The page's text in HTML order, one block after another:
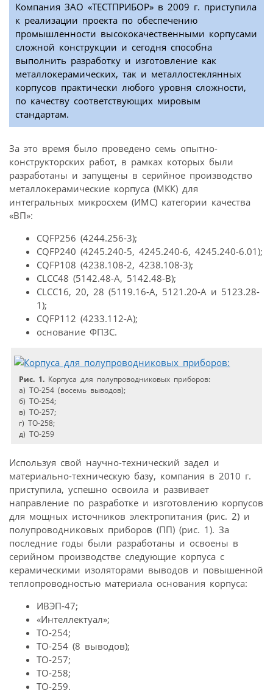
Компания ЗАО «ТЕСТПРИБОР» в 2009 г. приступила
к реализации проекта по обеспечению
промышленности высококачественными корпусами
сложной конструкции и сегодня способна
выполнить разработку и изготовление как
металлокерамических, так и металлостеклянных
корпусов практически любого уровня сложности,
по качеству соответствующих мировым
стандартам.
За это время было проведено семь опытно-
конструкторских работ, в рамках которых были
разработаны и запущены в серийное производство
металлокерамические корпуса (МКК) для
интегральных микросхем (ИМС) категории качества
«ВП»:
CQFP256 (4244.256-3);
CQFP240 (4245.240-5, 4245.240-6, 4245.240-6.01);
CQFP108 (4238.108-2, 4238.108-3);
CLCC48 (5142.48-А, 5142.48-В);
CLCC16, 20, 28 (5119.16-А, 5121.20-А и 5123.28-
1);
CQFP112 (4233.112-А);
основание ФПЗС.
Рис. 1. Корпуса для полупроводниковых приборов:
а) ТО-254 (восемь выводов);
б) ТО-254;
в) ТО-257;
г) ТО-258;
д) ТО-259
Используя свой научно-технический задел и
материально-техническую базу, компания в 2010 г.
приступила, успешно освоила и развивает
направление по разработке и изготовлению корпусов
для мощных источников электропитания (рис. 2) и
полупроводниковых приборов (ПП) (рис. 1). За
последние годы были разработаны и освоены в
серийном производстве следующие корпуса с
керамическими изоляторами выводов и повышенной
теплопровод­ностью материала основания корпуса:
ИВЭП-47;
«Интеллектуал»;
ТО-254;
ТО-254 (8 выводов);
ТО-257;
ТО-258;
ТО-259.